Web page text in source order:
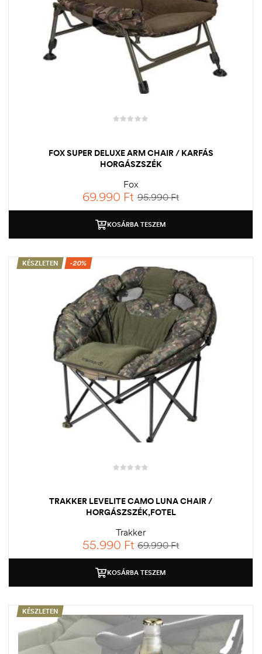
FOX SUPER DELUXE ARM CHAIR / KARFÁS
HORGÁSZSZÉK
Fox
95.990Ft
69.990 Ft
KOSÁRBA TESZEM
KÉSZLETEN -20%
TRAKKER LEVELITE CAMO LUNA CHAIR /
HORGÁSZSZÉK,FOTEL
Trakker
69.990Ft
55.990 Ft
KOSÁRBA TESZEM
KÉSZLETEN